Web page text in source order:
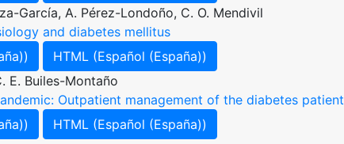
García, A. Pérez-Londoño, C. O. Mendivil
and diabetes mellitus
HTML (Español (España))
E. Builes-Montaño
Outpatient management of the diabetes patient
HTML (Español (España))